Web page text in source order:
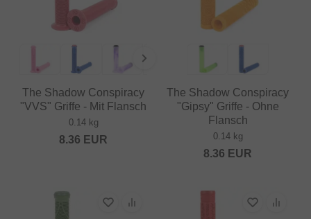
The Shadow Conspiracy
"VVS" Griffe - Mit Flansch
0.14 kg
8.36 EUR
The Shadow Conspiracy
"Gipsy" Griffe - Ohne
Flansch
0.14 kg
8.36 EUR